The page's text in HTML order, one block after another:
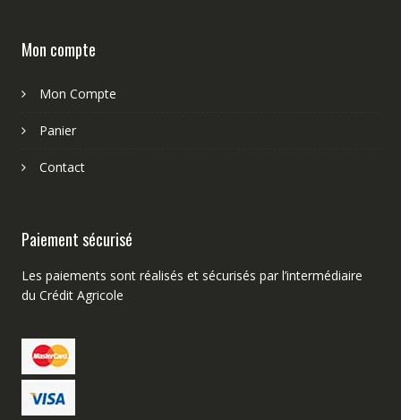
Mon compte
Mon Compte
Panier
Contact
Paiement sécurisé
Les paiements sont réalisés et sécurisés par l’intermédiaire
du Crédit Agricole